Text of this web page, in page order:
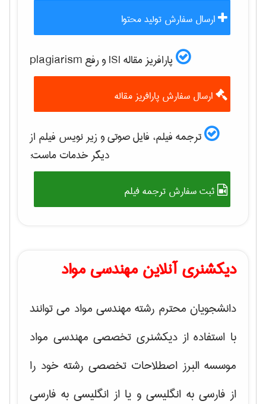
ارسال سفارش تولید محتوا
پارافریز مقاله ISI و رفع plagiarism
ارسال سفارش پارافریز مقاله
ترجمه فیلم، فایل صوتی و زیر نویس فیلم از
دیگر خدمات ماست:
ثبت سفارش ترجمه فیلم
دیکشنری آنلاین مهندسی مواد
دانشجویان محترم رشته مهندسی مواد می توانند
با استفاده از دیکشنری تخصصی مهندسی مواد
موسسه البرز اصطلاحات تخصصی رشته خود را
از فارسی به انگلیسی و یا از انگلیسی به فارسی